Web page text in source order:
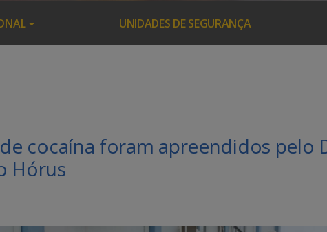
UNIDADES DE SEGURANÇA
cocaína foram apreendidos pelo
Hórus